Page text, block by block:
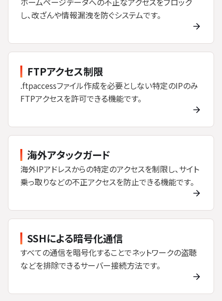
し、改ざんや情報漏洩を防ぐシステムです。
FTPアクセス制限
.ftpaccessファイル作成を必要としない特定のIPのみ
FTPアクセスを許可できる機能です。
海外アタックガード
海外IPアドレスからの特定のアクセスを制限し、サイト
乗っ取りなどの不正アクセスを防止できる機能です。
SSHによる暗号化通信
すべての通信を暗号化することでネットワークの盗聴
などを排除できるサーバー接続方法です。